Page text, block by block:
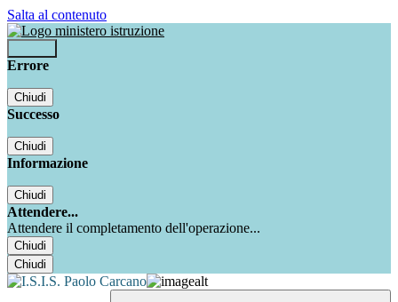
Salta al contenuto
Errore
Chiudi
Successo
Chiudi
Informazione
Chiudi
Attendere...
Attendere il completamento dell'operazione...
Chiudi
Chiudi